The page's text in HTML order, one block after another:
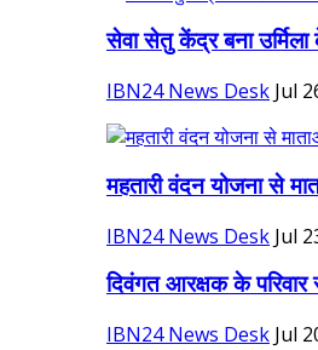
सेवा सेतु केंद्र बना
IBN24 News Desk Jul
महतारी वंदन योजना से
IBN24 News Desk Jul
दिवंगत आरक्षक के
IBN24 News Desk Jul